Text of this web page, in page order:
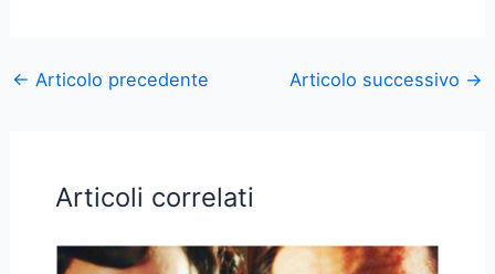
← Articolo precedente Articolo successivo →
Articoli correlati